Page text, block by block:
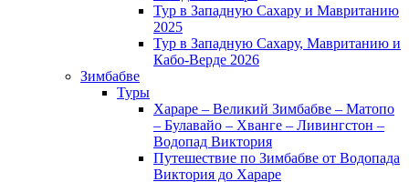
Тур в Западную Сахару и Мавританию
2025
Тур в Западную Сахару, Мавританию и
Кабо-Верде 2026
Зимбабве
Туры
Хараре – Великий Зимбабве – Матопо
– Булавайо – Хванге – Ливингстон –
Водопад Виктория
Путешествие по Зимбабве от Водопада
Виктория до Хараре